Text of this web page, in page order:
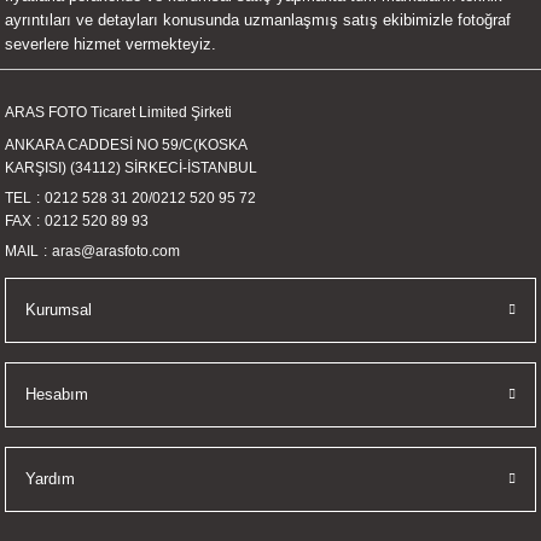
ayrıntıları ve detayları konusunda uzmanlaşmış satış ekibimizle fotoğraf
severlere hizmet vermekteyiz.
ARAS FOTO Ticaret Limited Şirketi
ANKARA CADDESİ NO 59/C(KOSKA
KARŞISI) (34112) SİRKECİ-İSTANBUL
TEL
0212 528 31 20/0212 520 95 72
FAX
0212 520 89 93
MAIL
aras@arasfoto.com
Kurumsal
Hesabım
Yardım